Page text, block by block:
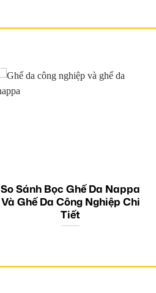
So Sánh Bọc Ghế Da Nappa
Và Ghế Da Công Nghiệp Chi
Tiết